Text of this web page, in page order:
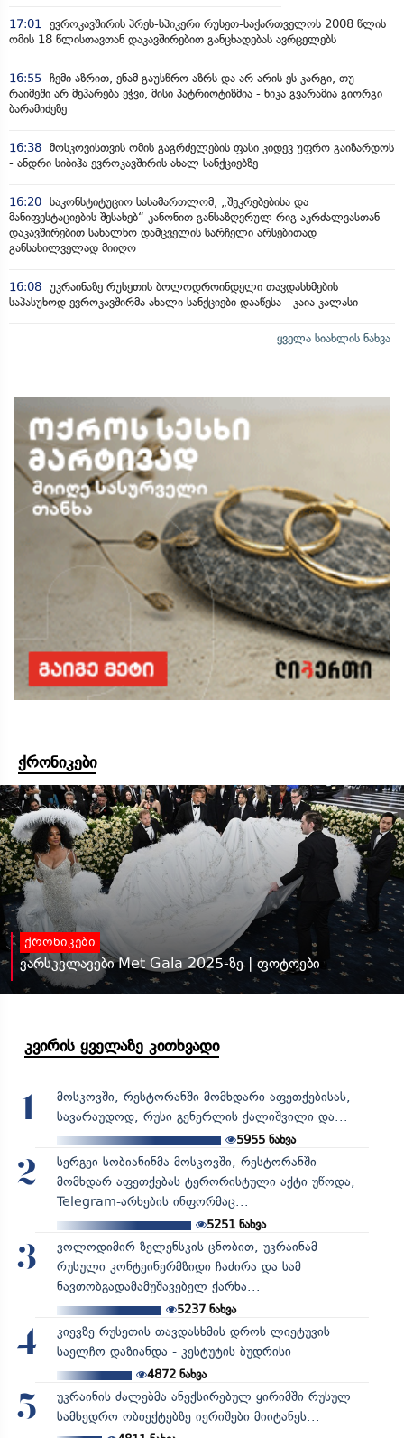
17:01 ევროკავშირის პრეს-სპიკერი რუსეთ-საქართველოს 2008 წლის
ომის 18 წლისთავთან დაკავშირებით განცხადებას ავრცელებს
16:55 ჩემი აზრით, ენამ გაუსწრო აზრს და არ არის ეს კარგი, თუ
რაიმეში არ მეპარება ეჭვი, მისი პატრიოტიზმია - ნიკა გვარამია გიორგი
ბარამიძეზე
16:38 მოსკოვისთვის ომის გაგრძელების ფასი კიდევ უფრო გაიზარდოს
- ანდრი სიბიჰა ევროკავშირის ახალ სანქციებზე
16:20 საკონსტიტუციო სასამართლომ, „შეკრებებისა და
მანიფესტაციების შესახებ“ კანონით განსაზღვრულ რიგ აკრძალვასთან
დაკავშირებით სახალხო დამცველის სარჩელი არსებითად
განსახილველად მიიღო
16:08 უკრაინაზე რუსეთის ბოლოდროინდელი თავდასხმების
საპასუხოდ ევროკავშირმა ახალი სანქციები დააწესა - კაია კალასი
ყველა სიახლის ნახვა
ქრონიკები
ქრონიკები
ვარსკვლავები Met Gala 2025-ზე | ფოტოები
კვირის ყველაზე კითხვადი
1
მოსკოვში, რესტორანში მომხდარი აფეთქებისას,
სავარაუდოდ, რუსი გენერლის ქალიშვილი და...
5955 ნახვა
2
სერგეი სობიანინმა მოსკოვში, რესტორანში
მომხდარ აფეთქებას ტერორისტული აქტი უწოდა,
Telegram-არხების ინფორმაც...
5251ნახვა
3
ვოლოდიმირ ზელენსკის ცნობით, უკრაინამ
რუსული კონტეინერმზიდი ჩაძირა და სამ
ნავთობგადამამუშავებელ ქარხა...
5237ნახვა
4
კიევზე რუსეთის თავდასხმის დროს ლიეტუვის
საელჩო დაზიანდა - კესტუტის ბუდრისი
4872ნახვა
5
უკრაინის ძალებმა ანექსირებულ ყირიმში რუსულ
სამხედრო ობიექტებზე იერიშები მიიტანეს...